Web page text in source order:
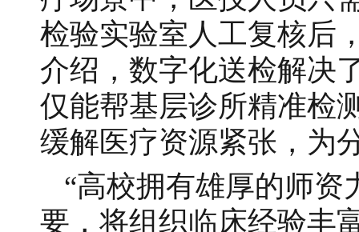
检验实验室人工复核后
介绍，数字化送检解决
仅能帮基层诊所精准检
缓解医疗资源紧张，为
“高校拥有雄厚的师
要，将组织临床经验丰